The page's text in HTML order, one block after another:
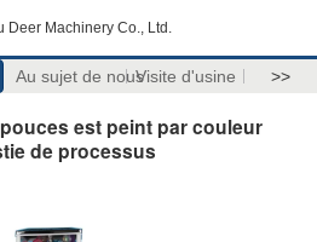
Deer Machinery Co., Ltd.
Au sujet de nousVisite d'usine >>
est peint par couleur
de processus